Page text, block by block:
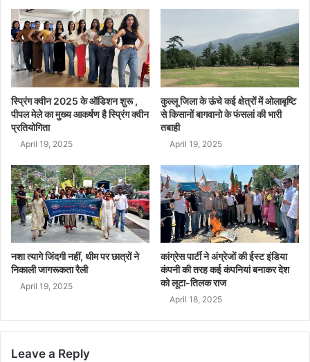
स्प्रिंग क्वीन 2025 के ऑडिशन शुरू ,
पीपल मेले का मुख्य आकर्षण है स्प्रिंग क्वीन
प्रतियोगिता
April 19, 2025
कुल्लू जिला के ऊंचे कई क्षेत्रों में ओलाबृष्टि
से किसानों बागवानो के फंसलां की भारी
तबाही
April 19, 2025
नशा त्यागे जिंदगी नहीं, थीम पर छात्रों ने
निकाली जागरूकता रैली
April 19, 2025
कांग्रेस पार्टी ने अंग्रेजों की ईस्ट इंडिया
कंपनी की तरह कई कंपनियां बनाकर देश
को लूटा-तिलक राज
April 18, 2025
Leave a Reply